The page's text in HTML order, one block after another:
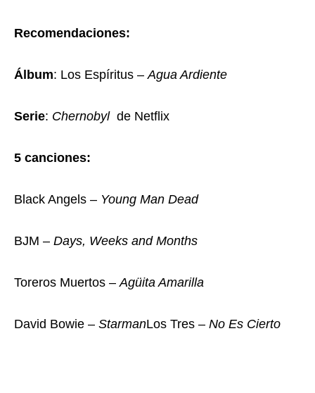
Recomendaciones:
Álbum: Los Espíritus –Agua Ardiente
Serie: Chernobylde Netflix
5 canciones:
Black Angels – Young Man Dead
BJM – Days, Weeks and Months
Toreros Muertos –Agüita Amarilla
David Bowie – StarmanLos Tres – No Es Cierto